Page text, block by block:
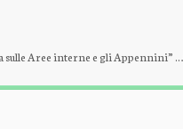
sulle Aree interne e gli Appennini”